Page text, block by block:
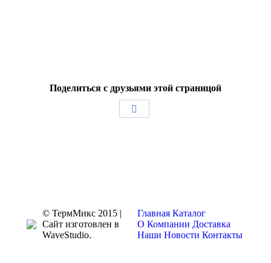
Поделиться с друзьями этой страницой
© ТермМикс 2015 |
Сайт изготовлен в
WaveStudio.
Главная Каталог
О Компании Доставка
Наши Новости Контакты